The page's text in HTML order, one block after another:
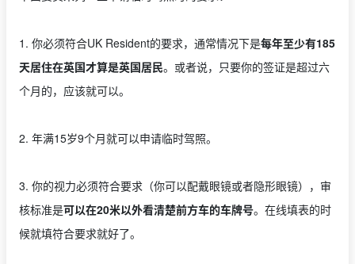
1. 你必须符合UK Resident的要求，通常情况下是每年至少有185
天居住在英国才算是英国居民。或者说，只要你的签证是超过六
个月的，应该就可以。
2. 年满15岁9个月就可以申请临时驾照。
3. 你的视力必须符合要求（你可以配戴眼镜或者隐形眼镜），审
核标准是可以在20米以外看清楚前方车的车牌号。在线填表的时
候就填符合要求就好了。